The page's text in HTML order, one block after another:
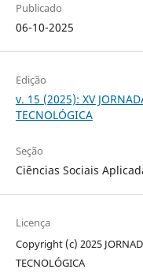
Publicado
06-10-2025
Edição
v. 15 (2025): XV
TECNOLÓGICA
Seção
Ciências Sociais
Licença
Copyright (c) 2025
TECNOLÓGICA